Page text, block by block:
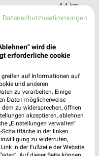
4,4 km
ab 03.08.
Datenschutzbestimmungen
wird die
erforderliche cookie
greifen auf Informationen auf
und anderen
zu verarbeiten. Einige
Daten möglicherweise
zu widersprechen, öffnen
akzeptieren, ablehnen
„Einstellungen verwalten“
Schaltfläche in der linken
zu widerrufen,
in der Fußzeile der Website